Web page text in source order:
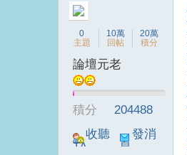
0
主題
10萬
回帖
20萬
積分
論壇元老
積分
204488
收聽
TA
發消
息